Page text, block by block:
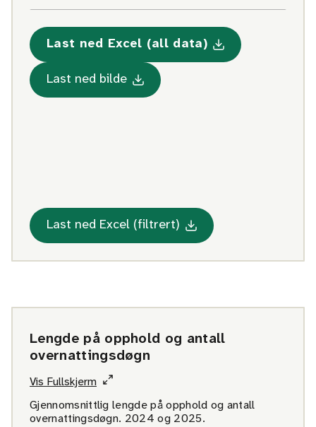
Last ned Excel (all data)
Med statistikk om
Last ned bildeMed statistikk om Opphold av
Last ned Excel (filtrert) Med statistikk om
Lengde på opphold og antall
overnattingsdøgn
Vis Fullskjerm
Gjennomsnittlig lengde på opphold og antall
overnattingsdøgn. 2024 og 2025.